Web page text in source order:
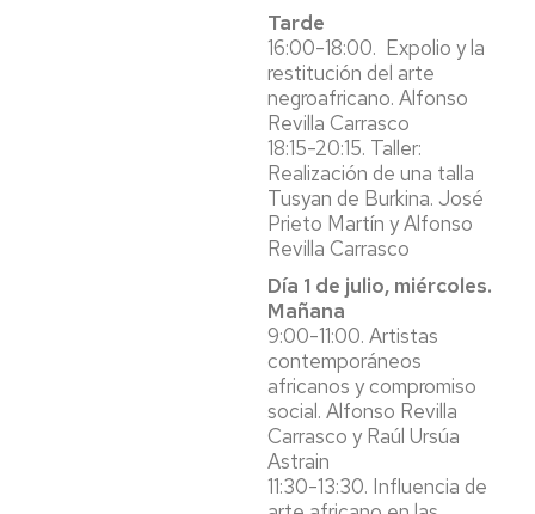
Tarde
16:00-18:00. Expolio y la
restitución del arte
negroafricano. Alfonso
Revilla Carrasco
18:15-20:15. Taller:
Realización de una talla
Tusyan de Burkina. José
Prieto Martín y Alfonso
Revilla Carrasco
Día 1 de julio, miércoles.
Mañana
9:00-11:00. Artistas
contemporáneos
africanos y compromiso
social. Alfonso Revilla
Carrasco y Raúl Ursúa
Astrain
11:30-13:30. Influencia de